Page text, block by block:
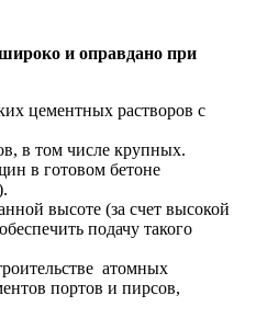
и оправдано при
цементных растворов с
в том числе крупных.
в готовом бетоне
высоте (за счет высокой
подачу такого
атомных
портов и пирсов,